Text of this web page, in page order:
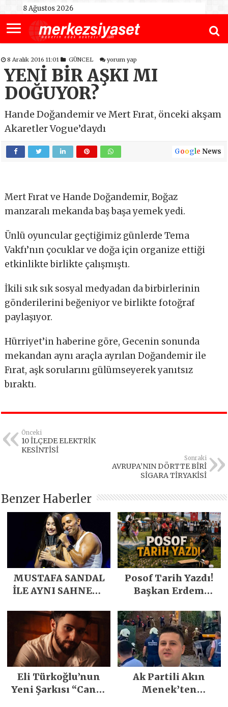
8 Ağustos 2026
8 Aralık 2016 11:01 GÜNCEL yorum yap
YENİ BİR AŞKI MI
DOĞUYOR?
Hande Doğandemir ve Mert Fırat, önceki akşam
Akaretler Vogue’daydı
Google News
Mert Fırat ve Hande Doğandemir, Boğaz
manzaralı mekanda baş başa yemek yedi.
Ünlü oyuncular geçtiğimiz günlerde Tema
Vakfı’nın çocuklar ve doğa için organize ettiği
etkinlikte birlikte çalışmıştı.
İkili sık sık sosyal medyadan da birbirlerinin
gönderilerini beğeniyor ve birlikte fotoğraf
paylaşıyor.
Hürriyet’in haberine göre, Gecenin sonunda
mekandan aynı araçla ayrılan Doğandemir ile
Fırat, aşk sorularını gülümseyerek yanıtsız
bıraktı.
Önceki
10 İLÇEDE ELEKTRİK
KESİNTİSİ
Sonraki
AVRUPA’NIN DÖRTTE BİRİ
SİGARA TİRYAKİSİ
Benzer Haberler
MUSTAFA SANDAL
İLE AYNI SAHNEDE
Posof Tarih Yazdı!
Başkan Erdem
Emeğiyle Son
Yılların En Büyük
Festivali
Gerçekleşti
Eli Türkoğlu’nun
Yeni Şarkısı “Canın
Ak Partili Akın
Menek’ten